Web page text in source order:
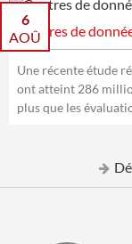
Centres de
6
AOÛ
Une récente étude
ont atteint 286
plus que les